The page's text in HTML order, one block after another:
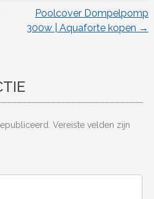
Poolcover Dompelpomp
300w | Aquaforte kopen →
Vereiste velden zijn